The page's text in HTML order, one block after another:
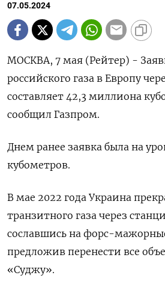
07.05.2024
МОСКВА, 7 мая (Рейтер) -
российского газа в Европу
составляет 42,3 миллиона
сообщил Газпром.
Днем ранее заявка была на
кубометров.
В мае 2022 года Украина
транзитного газа через
сославшись на форс-
предложив перенести все
«Суджу».